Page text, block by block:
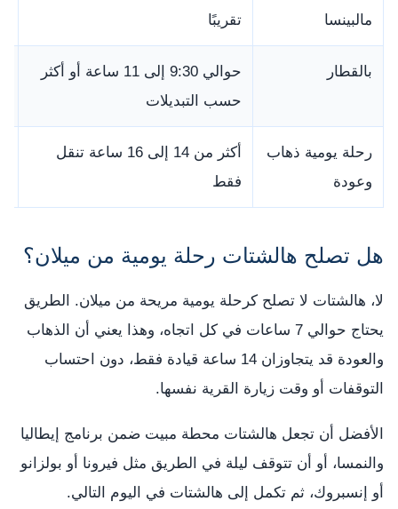
مالبينسا
تقريبًا
بالقطار
حوالي 9:30 إلى 11 ساعة أو أكثر
حسب التبديلات
رحلة يومية ذهاب
وعودة
أكثر من 14 إلى 16 ساعة تنقل
فقط
هل تصلح هالشتات رحلة يومية من ميلان؟
لا، هالشتات لا تصلح كرحلة يومية مريحة من ميلان. الطريق
يحتاج حوالي 7 ساعات في كل اتجاه، وهذا يعني أن الذهاب
والعودة قد يتجاوزان 14 ساعة قيادة فقط، دون احتساب
التوقفات أو وقت زيارة القرية نفسها.
الأفضل أن تجعل هالشتات محطة مبيت ضمن برنامج إيطاليا
والنمسا، أو أن تتوقف ليلة في الطريق مثل فيرونا أو بولزانو
أو إنسبروك، ثم تكمل إلى هالشتات في اليوم التالي.